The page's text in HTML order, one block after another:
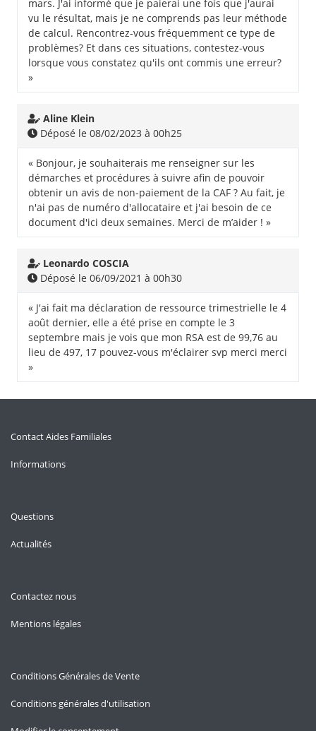
mars. J'ai informé que je paierai une fois que j'aurai
vu le résultat, mais je ne comprends pas leur méthode
de calcul. Rencontrez-vous fréquemment ce type de
problèmes? Et dans ces situations, contestez-vous
lorsque vous constatez qu'ils ont commis une erreur?
»
Aline Klein
Déposé le 08/02/2023 à 00h25
« Bonjour, je souhaiterais me renseigner sur les
démarches et procédures à suivre afin de pouvoir
obtenir un avis de non-paiement de la CAF ? Au fait, je
n'ai pas de numéro d'allocataire et j'ai besoin de ce
document d'ici deux semaines. Merci de m’aider ! »
Leonardo COSCIA
Déposé le 06/09/2021 à 00h30
« J'ai fait ma déclaration de ressource trimestrielle le 4
août dernier, elle a été prise en compte le 3
septembre mais je vois que mon RSA est de 99,76 au
lieu de 497, 17 pouvez-vous m'éclairer svp merci merci
»
Contact Aides Familiales
Informations
Questions
Actualités
Contactez nous
Mentions légales
Conditions Générales de Vente
Conditions générales d'utilisation